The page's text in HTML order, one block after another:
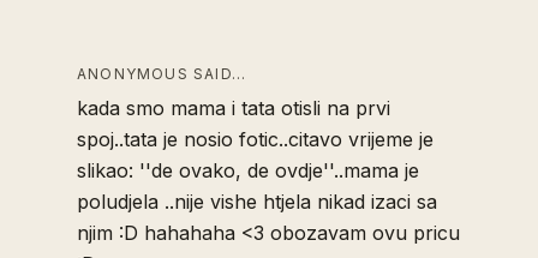
ANONYMOUS SAID…
kada smo mama i tata otisli na prvi
spoj..tata je nosio fotic..citavo vrijeme je
slikao: ''de ovako, de ovdje''..mama je
poludjela ..nije vishe htjela nikad izaci sa
njim :D hahahaha <3 obozavam ovu pricu